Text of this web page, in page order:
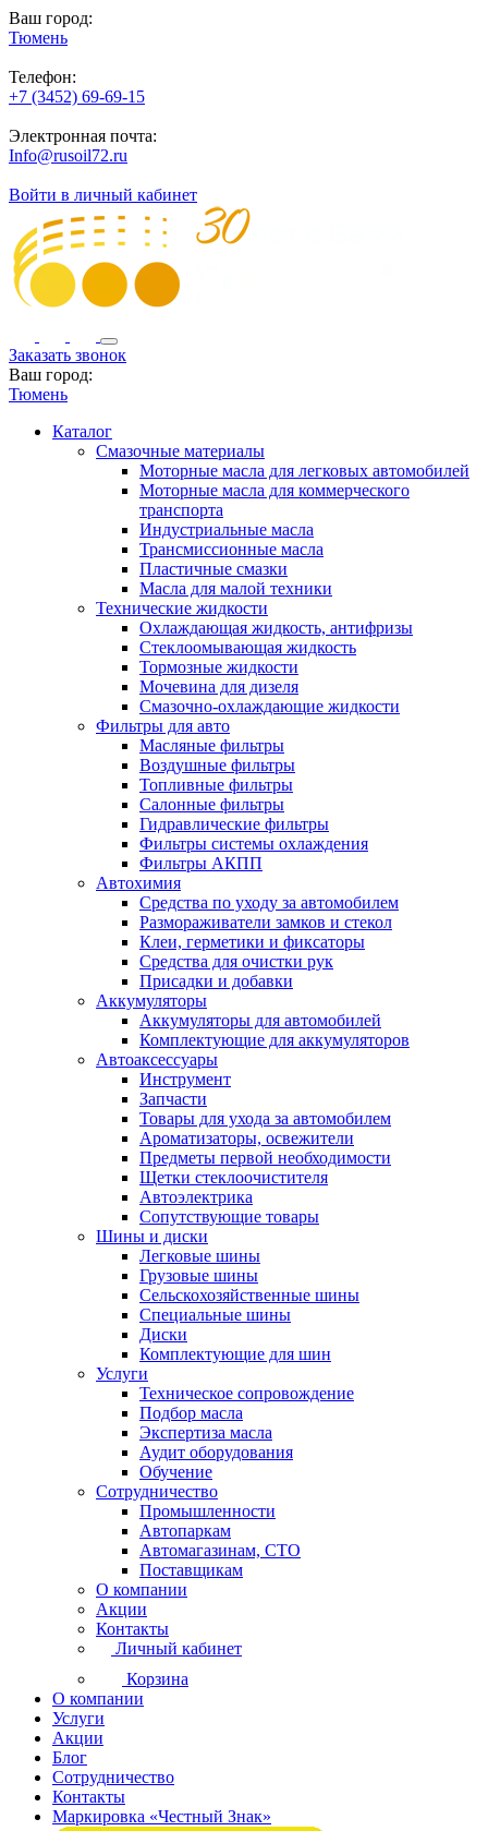
Ваш город:
Тюмень
Телефон:
+7 (3452) 69-69-15
Электронная почта:
Info@rusoil72.ru
Войти в личный кабинет
Заказать звонок
Ваш город:
Тюмень
Каталог
Смазочные материалы
Моторные масла для легковых автомобилей
Моторные масла для коммерческого
транспорта
Индустриальные масла
Трансмиссионные масла
Пластичные смазки
Масла для малой техники
Технические жидкости
Охлаждающая жидкость, антифризы
Стеклоомывающая жидкость
Тормозные жидкости
Мочевина для дизеля
Смазочно-охлаждающие жидкости
Фильтры для авто
Масляные фильтры
Воздушные фильтры
Топливные фильтры
Салонные фильтры
Гидравлические фильтры
Фильтры системы охлаждения
Фильтры АКПП
Автохимия
Средства по уходу за автомобилем
Размораживатели замков и стекол
Клеи, герметики и фиксаторы
Средства для очистки рук
Присадки и добавки
Аккумуляторы
Аккумуляторы для автомобилей
Комплектующие для аккумуляторов
Автоаксессуары
Инструмент
Запчасти
Товары для ухода за автомобилем
Ароматизаторы, освежители
Предметы первой необходимости
Щетки стеклоочистителя
Автоэлектрика
Сопутствующие товары
Шины и диски
Легковые шины
Грузовые шины
Сельскохозяйственные шины
Специальные шины
Диски
Комплектующие для шин
Услуги
Техническое сопровождение
Подбор масла
Экспертиза масла
Аудит оборудования
Обучение
Сотрудничество
Промышленности
Автопаркам
Автомагазинам, СТО
Поставщикам
О компании
Акции
Контакты
Личный кабинет
Корзина
О компании
Услуги
Акции
Блог
Сотрудничество
Контакты
Маркировка «Честный Знак»